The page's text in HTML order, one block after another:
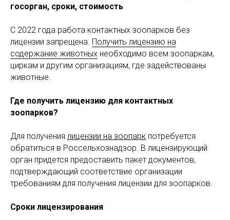
госорган, сроки, стоимость
С 2022 года работа контактных зоопарков без
лицензии запрещена. Получить лицензию на
содержание животных необходимо всем зоопаркам,
циркам и другим организациям, где задействованы
животные.
Где получить лицензию для контактных
зоопарков?
Для получения лицензии на зоопарк потребуется
обратиться в Россельхознадзор. В лицензирующий
орган придется предоставить пакет документов,
подтверждающий соответствие организации
требованиям для получения лицензии для зоопарков.
Сроки лицензирования